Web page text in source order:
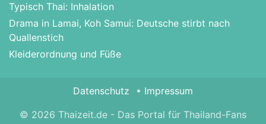
Typisch Thai: Inhalation
Drama in Lamai, Koh Samui: Deutsche stirbt nach
Quallenstich
Kleiderordnung und Füße
Datenschutz
Impressum
© 2026 Thaizeit.de - Das Portal für Thailand-Fans